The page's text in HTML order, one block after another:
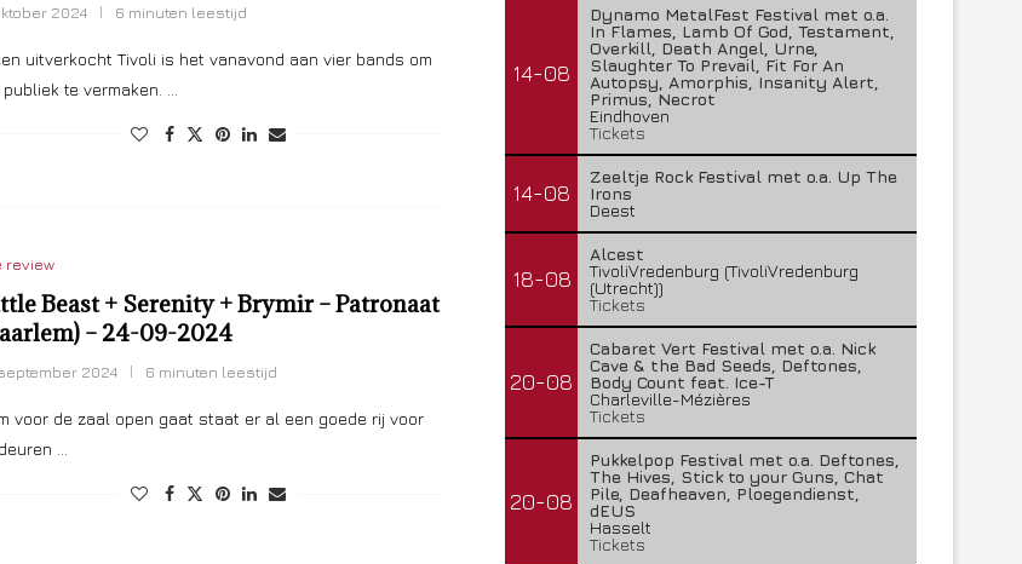
2024 6 minuten leestijd
uitverkocht Tivoli is het vanavond aan vier bands om
te vermaken. …
review
Beast + Serenity + Brymir – Patronaat
– 24-09-2024
2024 6 minuten leestijd
voor de zaal open gaat staat er al een goede rij voor
…
14-08
Dynamo MetalFest Festival met o.a.
In Flames, Lamb Of God, Testament,
Overkill, Death Angel, Urne,
Slaughter To Prevail, Fit For An
Autopsy, Amorphis, Insanity Alert,
Primus, Necrot
Eindhoven
Tickets
14-08
Zeeltje Rock Festival met o.a. Up The
Irons
Deest
18-08
Alcest
TivoliVredenburg (TivoliVredenburg
(Utrecht))
Tickets
20-08
Cabaret Vert Festival met o.a. Nick
Cave & the Bad Seeds, Deftones,
Body Count feat. Ice-T
Charleville-Mézières
Tickets
20-08
Pukkelpop Festival met o.a. Deftones,
The Hives, Stick to your Guns, Chat
Pile, Deafheaven, Ploegendienst,
dEUS
Hasselt
Tickets